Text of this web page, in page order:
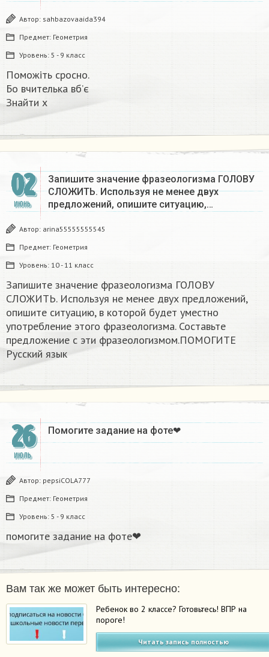
Автор: sahbazovaaida394
Предмет: Геометрия
Уровень: 5 - 9 класс
Поможіть сросно.
Бо вчителька вб’є​
Знайти х
02
ИЮНЬ
Запишите значение фразеологизма ГОЛОВУ
СЛОЖИТЬ. Используя не менее двух
предложений, опишите ситуацию,…
Автор: arina55555555545
Предмет: Геометрия
Уровень: 10 - 11 класс
Запишите значение фразеологизма ГОЛОВУ
СЛОЖИТЬ. Используя не менее двух предложений,
опишите ситуацию, в которой будет уместно
употребление этого фразеологизма. Составьте
предложение с эти фразеологизмом.​ПОМОГИТЕ
Русский язык
26
ИЮЛЬ
Помогите задание на фоте❤​
Автор: pepsiCOLA777
Предмет: Геометрия
Уровень: 5 - 9 класс
помогите задание на фоте❤​
Вам так же может быть интересно:
Ребенок во 2 классе? Готовьтесь! ВПР на
пороге!
Читать запись полностью